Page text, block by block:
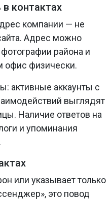
контактах
компании — не
Адрес можно
района и
офис физически.
активные аккаунты с
выглядят
Наличие ответов на
и упоминания
или указывает только
это повод